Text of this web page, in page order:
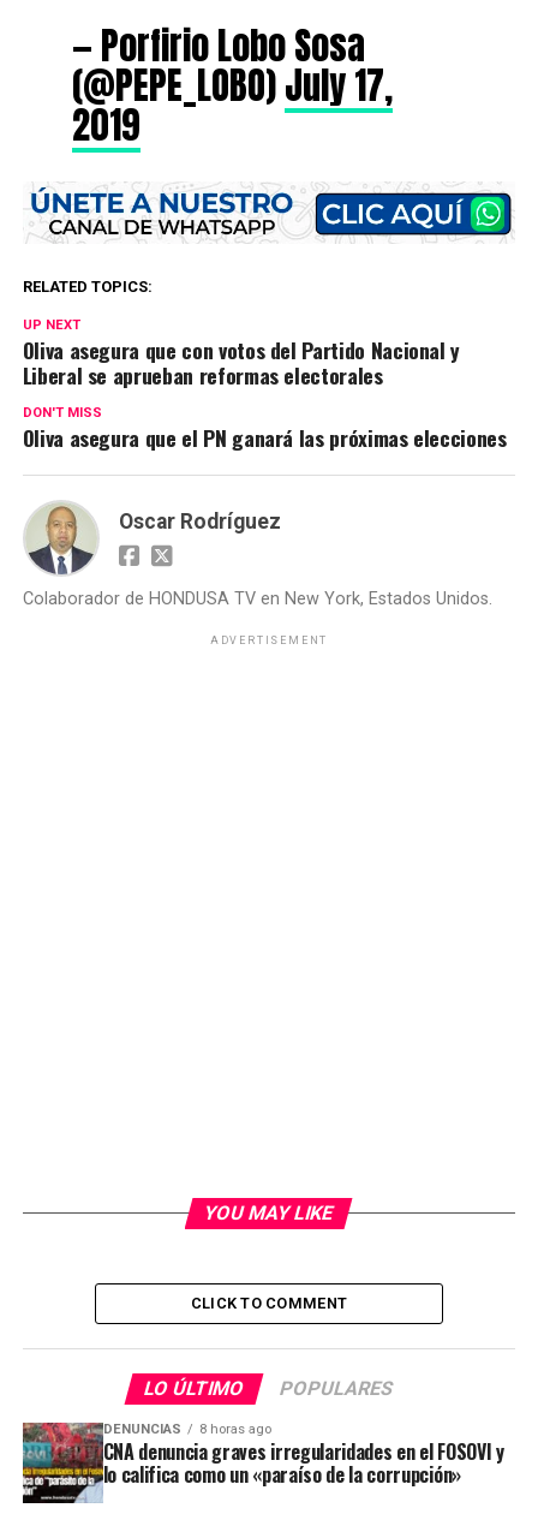
— Porfirio Lobo Sosa
(@PEPE_LOBO)July 17,
2019
RELATED TOPICS:
UP NEXT
Oliva asegura que con votos del Partido Nacional y
Liberal se aprueban reformas electorales
DON'T MISS
Oliva asegura que el PN ganará las próximas elecciones
Oscar Rodríguez
Colaborador de HONDUSA TV en New York, Estados Unidos.
ADVERTISEMENT
YOU MAY LIKE
CLICK TO COMMENT
LO ÚLTIMO POPULARES
DENUNCIAS 8 horas ago
CNA denuncia graves irregularidades en el FOSOVI y
lo califica como un «paraíso de la corrupción»